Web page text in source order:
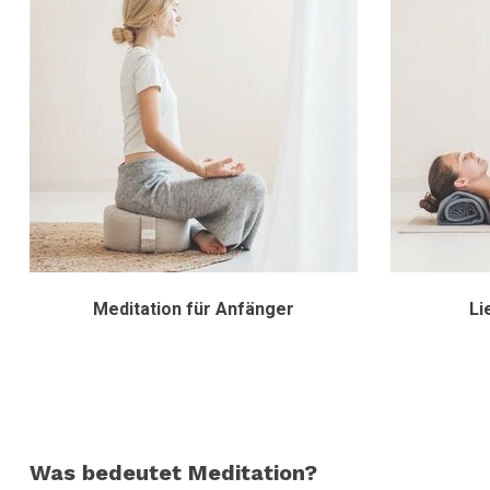
Meditation für Anfänger
Was bedeutet Meditation?